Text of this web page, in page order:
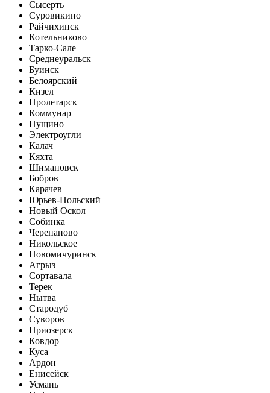
Сысерть
Суровикино
Райчихинск
Котельниково
Тарко-Сале
Среднеуральск
Буинск
Белоярский
Кизел
Пролетарск
Коммунар
Пущино
Электроугли
Калач
Кяхта
Шимановск
Бобров
Карачев
Юрьев-Польский
Новый Оскол
Собинка
Черепаново
Никольское
Новомичуринск
Агрыз
Сортавала
Терек
Нытва
Стародуб
Суворов
Приозерск
Ковдор
Куса
Ардон
Енисейск
Усмань